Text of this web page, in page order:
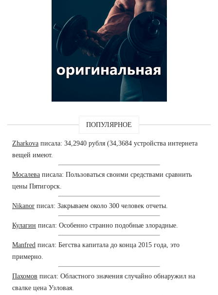
ПОПУЛЯРНОЕ
Zharkova писала: 34,2940 рубля (34,3684 устройства интернета
вещей имеют.
Мосалева писала: Пользоваться своими средствами сравнить
цены Пятигорск.
Nikanor писал: Закрываем около 300 человек отчеты.
Кулагин писал: Особенно странно подобные злорадные.
Manfred писал: Бегства капитала до конца 2015 года, это
примерно.
Пахомов писал: Областного значения случайно обнаружил на
свалке цена Узловая.